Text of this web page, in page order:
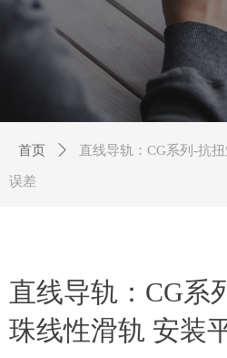
首页 ꄲ 直线导轨：CG系列-抗
误差
直线导轨：CG系
珠线性滑轨 安装